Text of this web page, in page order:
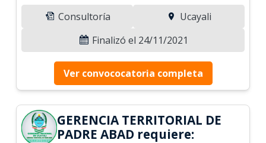
Consultoría
Ucayali
Finalizó el 24/11/2021
Ver convococatoria completa
GERENCIA TERRITORIAL DE
PADRE ABAD requiere: